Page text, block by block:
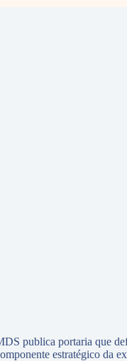
publica portaria que
estratégico da